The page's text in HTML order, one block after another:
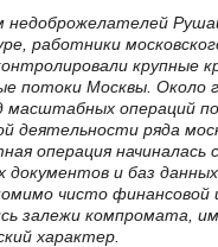
недоброжелателей
работники
крупные
потоки Москвы. Около
масштабных операций
деятельности ряда
операция начиналась
документов и баз
чисто финансовой
залежи компромата,
характер.